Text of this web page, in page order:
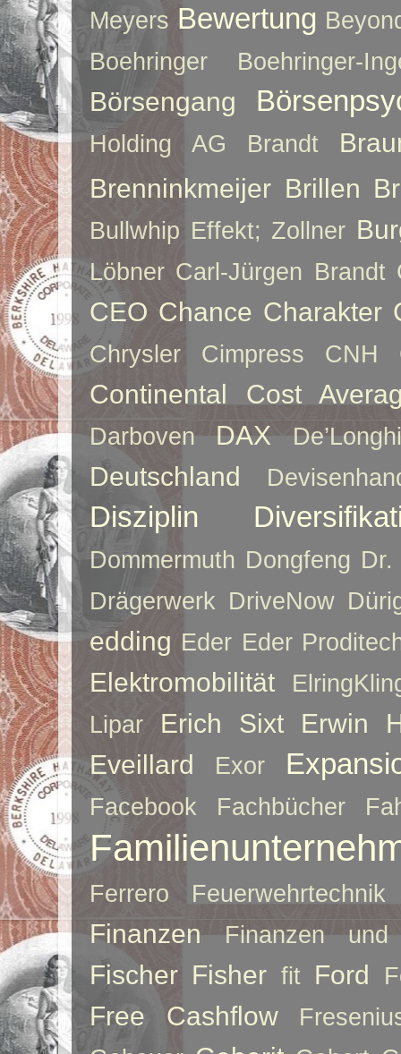
Meyers Bewertung
Boehringer
Boehringer-
Börsengang
Holding AG Brandt
Brenninkmeijer Brillen
Bullwhip Effekt; Zollner
Löbner Carl-Jürgen Brandt
CEO Chance Charakter
Chrysler Cimpress CNH
Continental Cost
Darboven DAX De’Longhi
Deutschland
Disziplin
Dommermuth Dongfeng Dr.
Drägerwerk DriveNow
edding Eder Eder
Elektromobilität
Lipar
Erich Sixt
Erwin
Eveillard
Exor
Facebook Fachbücher
Ferrero Feuerwehrtechnik
Finanzen Finanzen und
Fischer Fisher fit Ford
Free Cashflow